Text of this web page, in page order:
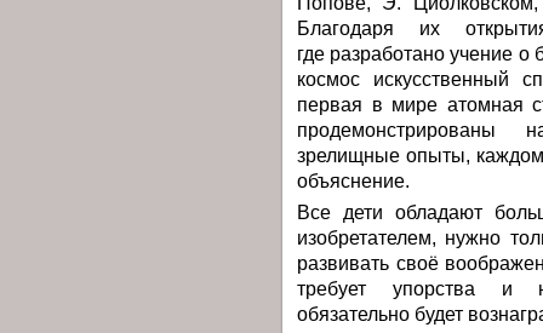
Благодаря их
где разработано учение
космос искусственный
первая в мире атомная
продемонстрированы
зрелищные опыты,
объяснение.
Все дети обладают
изобретателем, нужно
развивать своё
требует упорства и
обязательно будет